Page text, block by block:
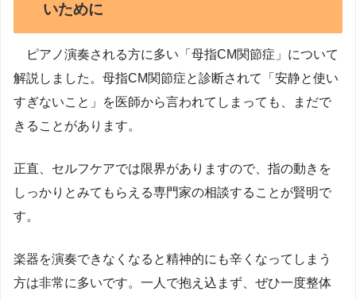
いために
ピアノ演奏される方に多い「母指CM関節症」について
解説しました。母指CM関節症と診断されて「安静と使い
すぎないこと」を医師から言われてしまっても、まだで
きることがあります。
正直、セルフケアでは限界がありますので、指の動きを
しっかりとみてもらえる専門家の相談することが賢明で
す。
楽器を演奏できなくなると精神的にも辛くなってしまう
方は非常に多いです。一人で抱え込まず、ぜひ一度整体